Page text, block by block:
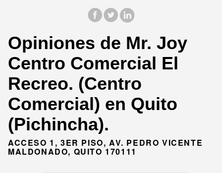
Opiniones de Mr. Joy
Centro Comercial El
Recreo. (Centro
Comercial) en Quito
(Pichincha).
ACCESO 1, 3ER PISO, AV. PEDRO VICENTE
MALDONADO, QUITO 170111